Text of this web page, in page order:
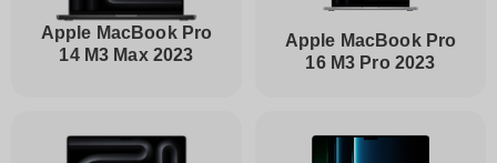
Apple MacBook Pro
14 M3 Max 2023
Apple MacBook Pro
16 M3 Pro 2023